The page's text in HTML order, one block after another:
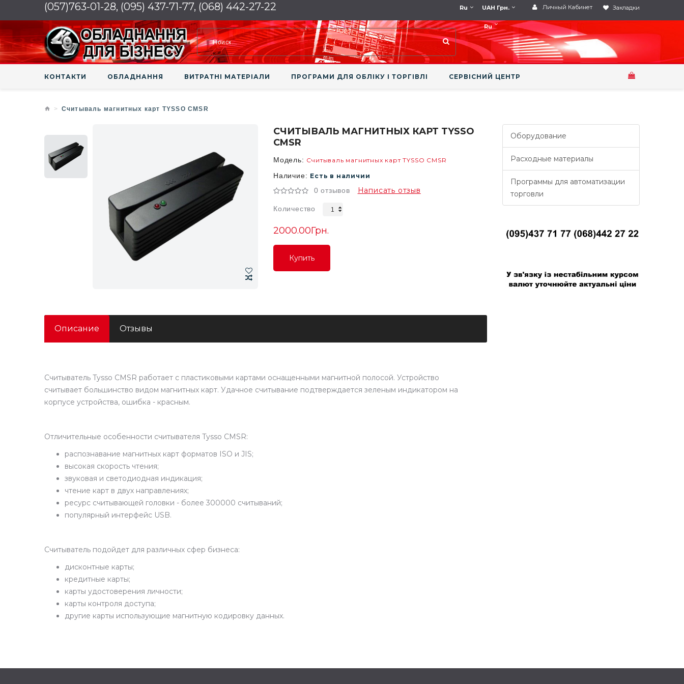
(057)763-01-28, (095) 437-71-77, (068) 442-27-22 Закладки
Личный Кабинет
UAH Грн.
Ru
Ru
КОНТАКТИ ОБЛАДНАННЯ ВИТРАТНІ МАТЕРІАЛИ ПРОГРАМИ ДЛЯ ОБЛІКУ І ТОРГІВЛІ СЕРВІСНИЙ ЦЕНТР
Считываль магнитных карт TYSSO CMSR
СЧИТЫВАЛЬ МАГНИТНЫХ КАРТ TYSSO
CMSR
Модель: Считываль магнитных карт TYSSO CMSR
Наличие: Есть в наличии
0 отзывов Написать отзыв
Количество
2000.00Грн.
Купить
Купить
Описание Отзывы
Считыватель Tysso CMSR работает с пластиковыми картами оснащенными магнитной полосой. Устройство
считывает большинство видом магнитных карт. Удачное считывание подтверждается зеленым индикатором на
корпусе устройства, ошибка - красным.
Отличительные особенности считывателя Tysso CMSR:
распознавание магнитных карт форматов ISO и JIS;
высокая скорость чтения;
звуковая и светодиодная индикация;
чтение карт в двух направлениях;
ресурс считывающей головки - более 300000 считываний;
популярный интерфейс USB.
Считыватель подойдет для различных сфер бизнеса:
дисконтные карты;
кредитные карты;
карты удостоверения личности;
карты контроля доступа;
другие карты использующие магнитную кодировку данных.
Оборудование
Расходные материалы
Программы для автоматизации
торговли